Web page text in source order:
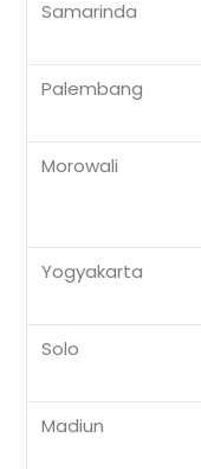
Samarinda
Palembang
Morowali
Yogyakarta
Solo
Madiun